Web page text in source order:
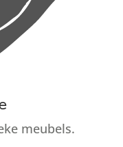
meubels.